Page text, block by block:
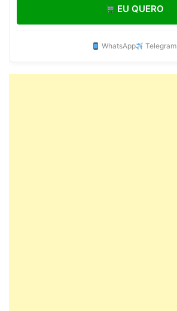
EU QUERO
WhatsApp Telegram